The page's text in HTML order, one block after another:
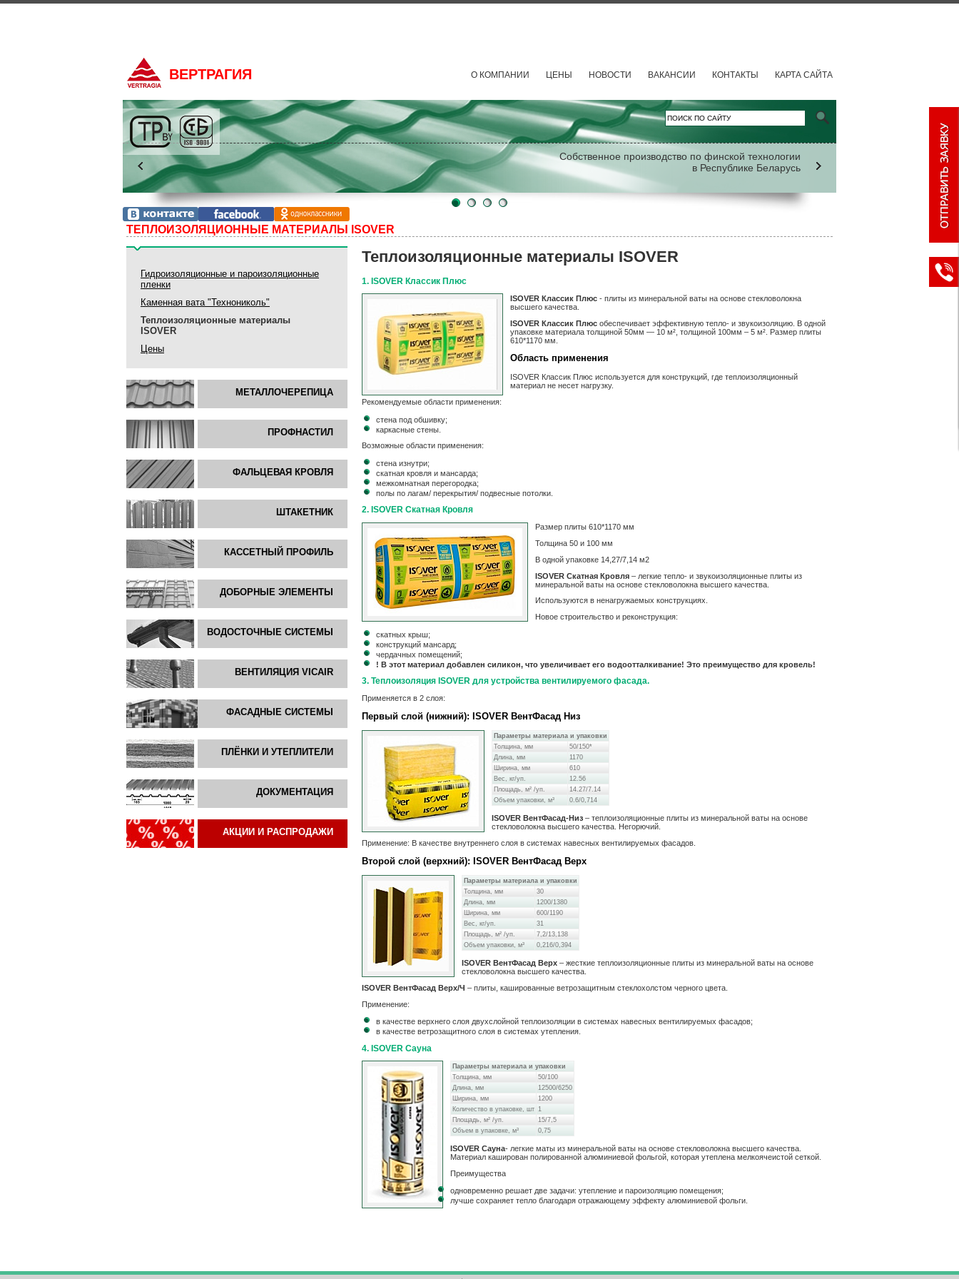
ВЕРТРАГИЯ О КОМПАНИИ ЦЕНЫ НОВОСТИ ВАКАНСИИ КОНТАКТЫ КАРТА САЙТА
Собственное производство по финской технологии
в Республике Беларусь
ТЕПЛОИЗОЛЯЦИОННЫЕ МАТЕРИАЛЫ ISOVER
Гидроизоляционные и пароизоляционные
пленки
Каменная вата "Технониколь"
Теплоизоляционные материалы
ISOVER
Цены
МЕТАЛЛОЧЕРЕПИЦА
ПРОФНАСТИЛ
ФАЛЬЦЕВАЯ КРОВЛЯ
ШТАКЕТНИК
КАССЕТНЫЙ ПРОФИЛЬ
ДОБОРНЫЕ ЭЛЕМЕНТЫ
ВОДОСТОЧНЫЕ СИСТЕМЫ
ВЕНТИЛЯЦИЯ VICAIR
ФАСАДНЫЕ СИСТЕМЫ
ПЛЁНКИ И УТЕПЛИТЕЛИ
ДОКУМЕНТАЦИЯ
АКЦИИ И РАСПРОДАЖИ
Теплоизоляционные материалы ISOVER
1. ISOVER Классик Плюс
ISOVER Классик Плюс - плиты из минеральной ваты на основе стекловолокна
высшего качества.
ISOVER Классик Плюс обеспечивает эффективную тепло- и звукоизоляцию. В одной
упаковке материала толщиной 50мм — 10 м², толщиной 100мм – 5 м². Размер плиты
610*1170 мм.
Область применения
ISOVER Классик Плюс используется для конструкций, где теплоизоляционный
материал не несет нагрузку.
Рекомендуемые области применения:
стена под обшивку;
каркасные стены.
Возможные области применения:
cтена изнутри;
скатная кровля и мансарда;
межкомнатная перегородка;
полы по лагам/ перекрытия/ подвесные потолки.
2. ISOVER Скатная Кровля
Размер плиты 610*1170 мм
Толщина 50 и 100 мм
В одной упаковке 14,27/7,14 м2
ISOVER Скатная Кровля – легкие тепло- и звукоизоляционные плиты из
минеральной ваты на основе стекловолокна высшего качества.
Используются в ненагружаемых конструкциях.
Новое строительство и реконструкция:
скатных крыш;
конструкций мансард;
чердачных помещений;
! В этот материал добавлен силикон, что увеличивает его водоотталкивание! Это преимущество для кровель!
3. Теплоизоляция ISOVER для устройства вентилируемого фасада.
Применяется в 2 слоя:
Первый слой (нижний): ISOVER ВентФасад Низ
Параметры материала и упаковки
Толщина, мм
50/150*
Длина, мм
1170
Ширина, мм
610
Вес, кг/уп.
12.56
Площадь, м² /уп.
14.27/7.14
Объем упаковки, м³
0.6/0,714
ISOVER ВентФасад-Низ – теплоизоляционные плиты из минеральной ваты на основе
стекловолокна высшего качества. Негорючий.
Применение: В качестве внутреннего слоя в системах навесных вентилируемых фасадов.
Второй слой (верхний): ISOVER ВентФасад Верх
Параметры материала и упаковки
Толщина, мм
30
Длина, мм
1200/1380
Ширина, мм
600/1190
Вес, кг/уп.
31
Площадь, м² /уп.
7,2/13,138
Объем упаковки, м³
0,216/0,394
ISOVER ВентФасад Верх – жесткие теплоизоляционные плиты из минеральной ваты на основе
стекловолокна высшего качества.
ISOVER ВентФасад Верх/Ч – плиты, кашированные ветрозащитным стеклохолстом черного цвета.
Применение:
в качестве верхнего слоя двухслойной теплоизоляции в системах навесных вентилируемых фасадов;
в качестве ветрозащитного слоя в системах утепления.
4. ISOVER Сауна
Параметры материала и упаковки
Толщина, мм
50/100
Длина, мм
12500/6250
Ширина, мм
1200
Количество в упаковке, шт 1
Площадь, м² /уп.
15/7,5
Объем в упаковке, м³
0,75
ISOVER Сауна- легкие маты из минеральной ваты на основе стекловолокна высшего качества.
Материал каширован полированной алюминиевой фольгой, которая утеплена мелкоячеистой сеткой.
Преимущества
одновременно решает две задачи: утепление и пароизоляцию помещения;
лучше сохраняет тепло благодаря отражающему эффекту алюминиевой фольги.